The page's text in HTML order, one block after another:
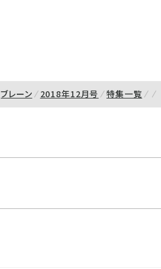
ブレーン 2018年12月号 特集一覧